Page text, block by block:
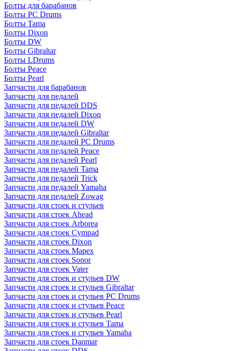
Болты для барабанов
Болты PC Drums
Болты Tama
Болты Dixon
Болты DW
Болты Gibraltar
Болты LDrums
Болты Peace
Болты Pearl
Запчасти для барабанов
Запчасти для педалей
Запчасти для педалей DDS
Запчасти для педалей Dixon
Запчасти для педалей DW
Запчасти для педалей Gibraltar
Запчасти для педалей PC Drums
Запчасти для педалей Peace
Запчасти для педалей Pearl
Запчасти для педалей Tama
Запчасти для педалей Trick
Запчасти для педалей Yamaha
Запчасти для педалей Zowag
Запчасти для стоек и стульев
Запчасти для стоек Ahead
Запчасти для стоек Arborea
Запчасти для стоек Cympad
Запчасти для стоек Dixon
Запчасти для стоек Mapex
Запчасти для стоек Sonor
Запчасти для стоек Vater
Запчасти для стоек и стульев DW
Запчасти для стоек и стульев Gibraltar
Запчасти для стоек и стульев PC Drums
Запчасти для стоек и стульев Peace
Запчасти для стоек и стульев Pearl
Запчасти для стоек и стульев Tama
Запчасти для стоек и стульев Yamaha
Запчасти для стоек Danmar